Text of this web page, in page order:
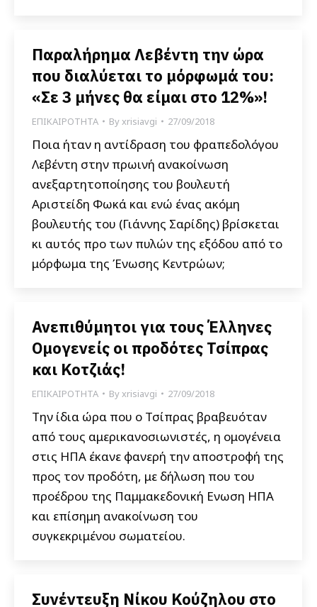
Παραλήρημα Λεβέντη την ώρα
που διαλύεται το μόρφωμά του:
«Σε 3 μήνες θα είμαι στο 12%»!
ΕΠΙΚΑΙΡΟΤΗΤΑ Byxrisiavgi 27/09/2018
Ποια ήταν η αντίδραση του φραπεδολόγου
Λεβέντη στην πρωινή ανακοίνωση
ανεξαρτητοποίησης του βουλευτή
Αριστείδη Φωκά και ενώ ένας ακόμη
βουλευτής του (Γιάννης Σαρίδης) βρίσκεται
κι αυτός προ των πυλών της εξόδου από το
μόρφωμα της Ένωσης Κεντρώων;
Ανεπιθύμητοι για τους Έλληνες
Ομογενείς οι προδότες Τσίπρας
και Κοτζιάς!
ΕΠΙΚΑΙΡΟΤΗΤΑ Byxrisiavgi 27/09/2018
Την ίδια ώρα που ο Τσίπρας βραβευόταν
από τους αμερικανοσιωνιστές, η ομογένεια
στις ΗΠΑ έκανε φανερή την αποστροφή της
προς τον προδότη, με δήλωση που του
προέδρου της Παμμακεδονική Ενωση ΗΠΑ
και επίσημη ανακοίνωση του
συγκεκριμένου σωματείου.
Συνέντευξη Νίκου Κούζηλου στο